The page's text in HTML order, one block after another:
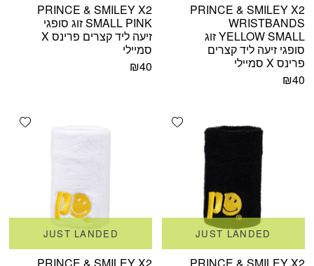
PRINCE & SMILEY X2
WRISTBANDS
YELLOW SMALL זוג
סופגי זיעה ליד קצרים
פרינס X סמיילי
₪40
PRINCE & SMILEY X2
SMALL PINK זוג סופגי
זיעה ליד קצרים פרינס X
סמיילי
₪40
Add wishlist
JUST LANDED
PRINCE & SMILEY X2
JUST LANDED
PRINCE & SMILEY X2